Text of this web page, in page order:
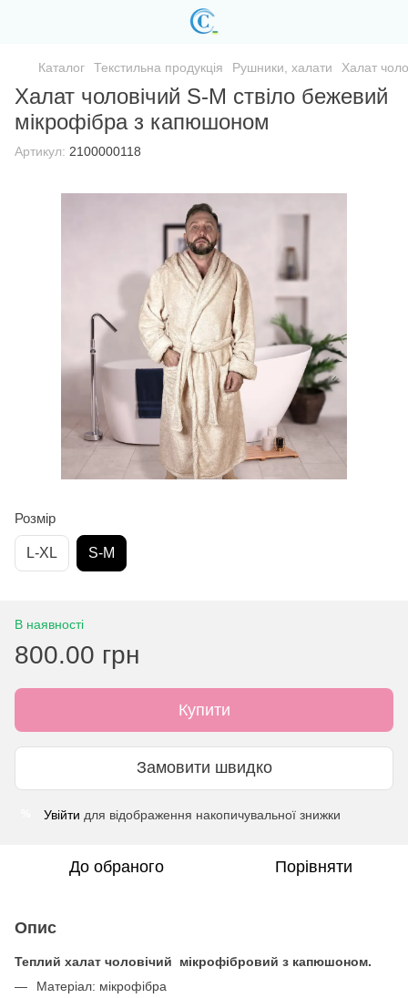
Каталог Текстильна продукція Рушники, халати Халат
Халат чоловічий S-M ствіло бежевий
мікрофібра з капюшоном
Артикул: 2100000118
Розмір
L-XL S-M
В наявності
800.00 грн
Купити
Замовити швидко
Увійти для відображення накопичувальної знижки
До обраного Порівняти
Опис
Теплий халат чоловічий мікрофібровий з капюшоном.
Матеріал: мікрофібра